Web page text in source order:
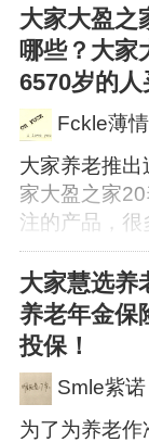
大家大盈之
哪些？大家
6570岁的人
Fckle薄情
大家养老推
家大盈之家
注的产品，很
大家慧选养
养老年金保
投保！
Smle紫诺
为了为养老